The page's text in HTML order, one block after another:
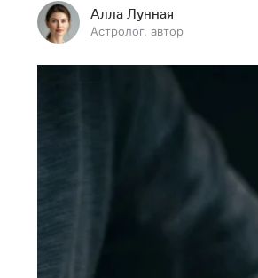
Алла Лунная
Астролог, автор